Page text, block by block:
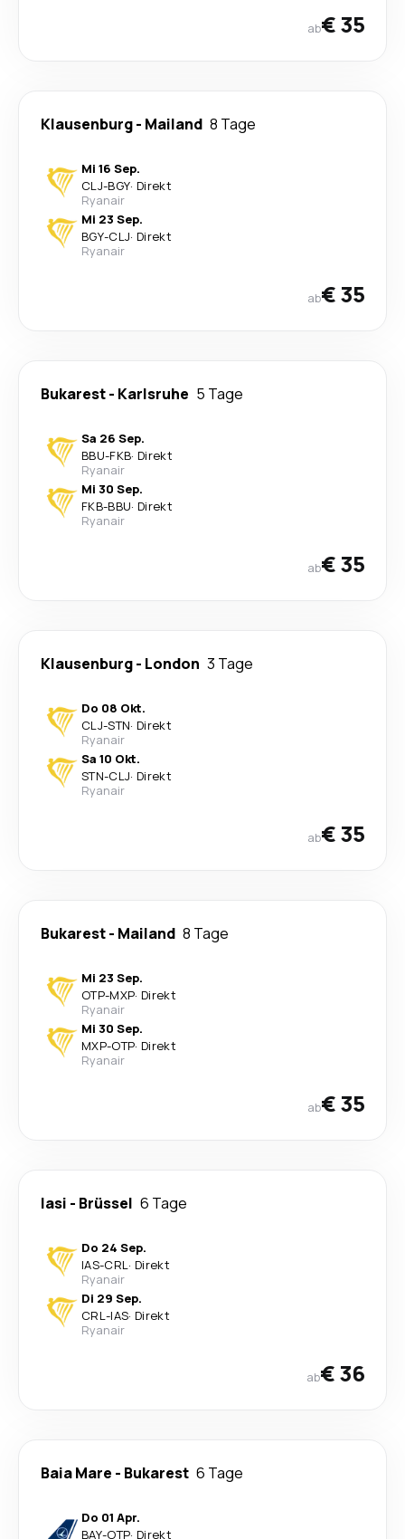
ab€ 35
Klausenburg- Mailand 8 Tage
Mi 16 Sep.
CLJ-BGY· Direkt
Ryanair
Mi 23 Sep.
BGY-CLJ· Direkt
Ryanair
ab€ 35
Bukarest- Karlsruhe 5 Tage
Sa 26 Sep.
BBU-FKB· Direkt
Ryanair
Mi 30 Sep.
FKB-BBU· Direkt
Ryanair
ab€ 35
Klausenburg- London 3 Tage
Do 08 Okt.
CLJ-STN· Direkt
Ryanair
Sa 10 Okt.
STN-CLJ· Direkt
Ryanair
ab€ 35
Bukarest- Mailand 8 Tage
Mi 23 Sep.
OTP-MXP· Direkt
Ryanair
Mi 30 Sep.
MXP-OTP· Direkt
Ryanair
ab€ 35
Iasi - Brüssel 6 Tage
Do 24 Sep.
IAS-CRL· Direkt
Ryanair
Di 29 Sep.
CRL-IAS· Direkt
Ryanair
ab€ 36
Baia Mare - Bukarest 6 Tage
Do 01 Apr.
BAY-OTP· Direkt